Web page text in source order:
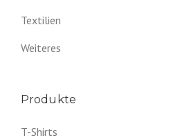
Textilien
Weiteres
Produkte
T-Shirts